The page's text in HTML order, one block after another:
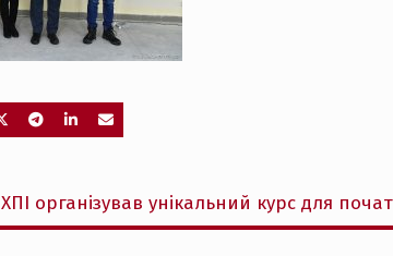
Попередній
запис:
ХПІ організував унікальний курс для